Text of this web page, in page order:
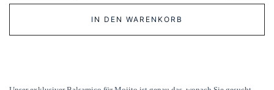
Mojito
IN DEN WARENKORB